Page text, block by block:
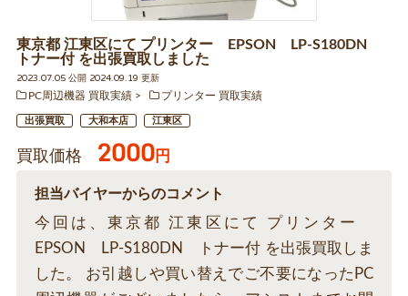
東京都 江東区にて プリンター EPSON LP-S180DN
トナー付 を出張買取しました
2023.07.05 公開 2024.09.19 更新
PC周辺機器 買取実績
プリンター 買取実績
出張買取 大和本店 江東区
買取価格 2000円
担当バイヤーからのコメント
今回は、東京都 江東区にて プリンター
EPSON LP-S180DN トナー付 を出張買取しま
した。 お引越しや買い替えでご不要になったPC